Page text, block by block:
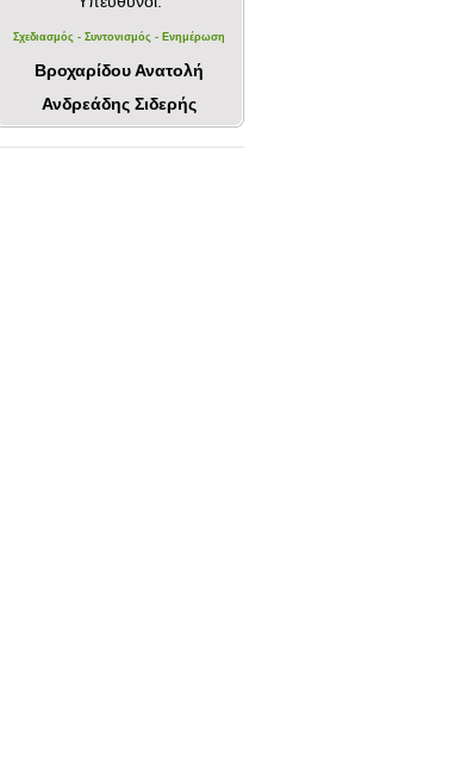
Σχεδιασμός - Συντονισμός - Ενημέρωση
Βροχαρίδου Ανατολή
Ανδρεάδης Σιδερής